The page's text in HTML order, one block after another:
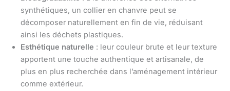
synthétiques, un collier en chanvre peut se
décomposer naturellement en fin de vie, réduisant
ainsi les déchets plastiques.
Esthétique naturelle : leur couleur brute et leur texture
apportent une touche authentique et artisanale, de
plus en plus recherchée dans l’aménagement intérieur
comme extérieur.